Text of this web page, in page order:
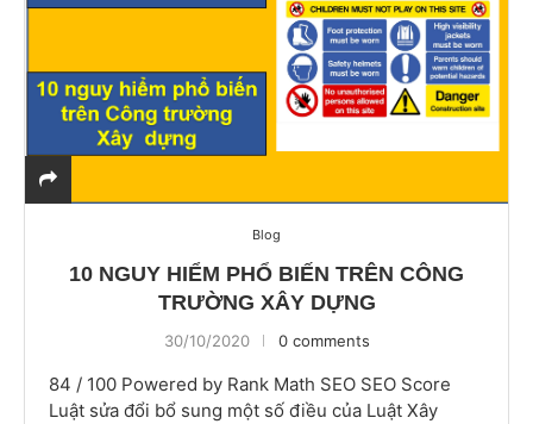
Blog
10 NGUY HIỂM PHỔ BIẾN TRÊN CÔNG
TRƯỜNG XÂY DỰNG
30/10/2020 0 comments
84 / 100 Powered by Rank Math SEO SEO Score
Luật sửa đổi bổ sung một số điều của Luật Xây